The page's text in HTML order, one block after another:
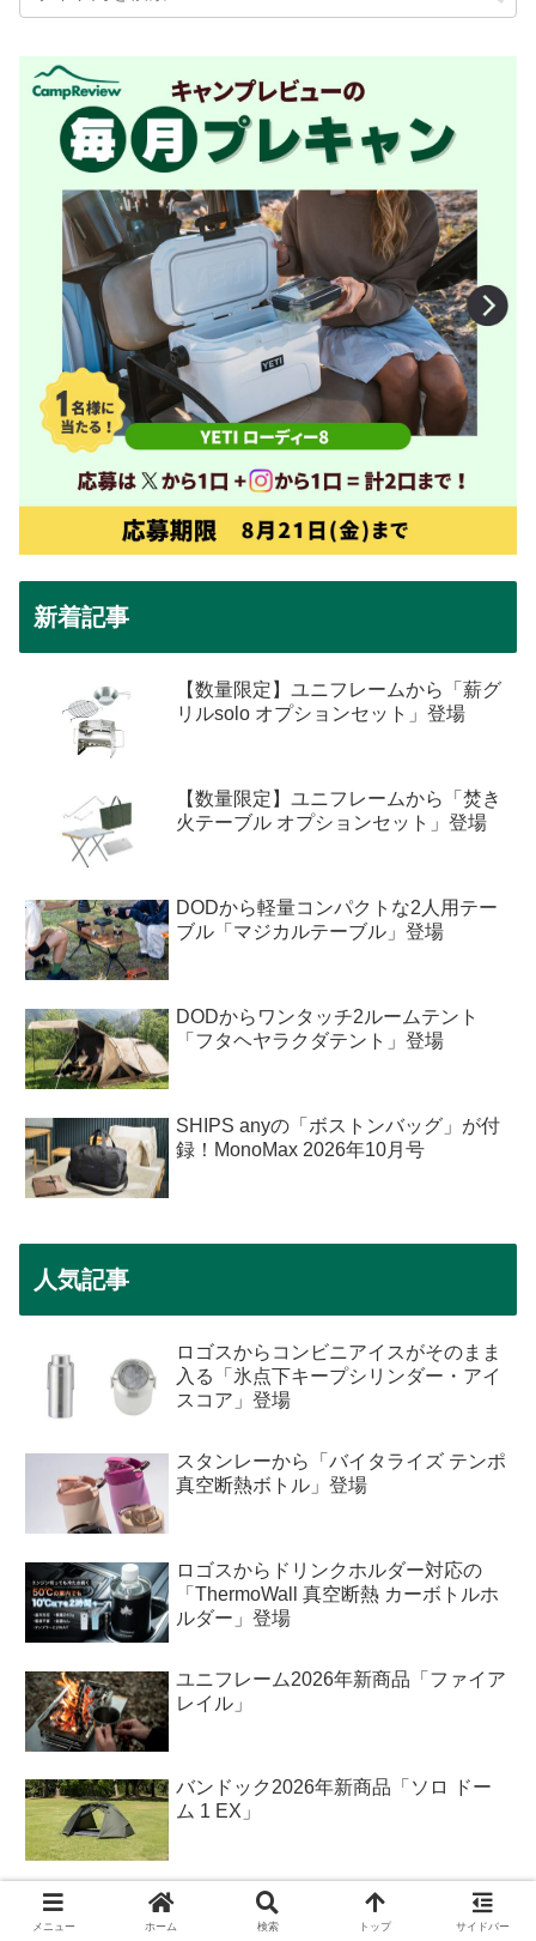
新着記事
【数量限定】ユニフレームから「薪グ
リルsolo オプションセット」登場
【数量限定】ユニフレームから「焚き
火テーブル オプションセット」登場
DODから軽量コンパクトな2人用テー
ブル「マジカルテーブル」登場
DODからワンタッチ2ルームテント
「フタヘヤラクダテント」登場
SHIPS anyの「ボストンバッグ」が付
録！MonoMax 2026年10月号
人気記事
ロゴスからコンビニアイスがそのまま
入る「氷点下キープシリンダー・アイ
スコア」登場
スタンレーから「バイタライズ テンポ
真空断熱ボトル」登場
ロゴスからドリンクホルダー対応の
「ThermoWall 真空断熱 カーボトルホ
ルダー」登場
ユニフレーム2026年新商品「ファイア
レイル」
バンドック2026年新商品「ソロ ドー
ム 1 EX」
メニュー ホーム 検索 トップ サイドバー